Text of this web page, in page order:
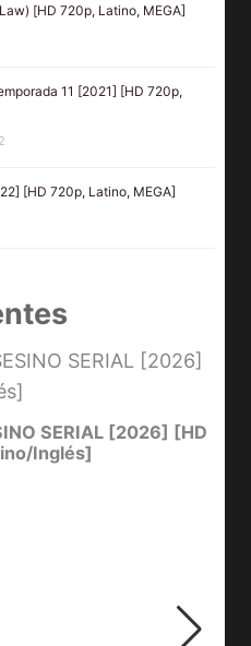
[HD 720p, Latino, MEGA]
11 [2021] [HD 720p,
[HD 720p, Latino, MEGA]
SERIAL [2026] [HD
Inglés]